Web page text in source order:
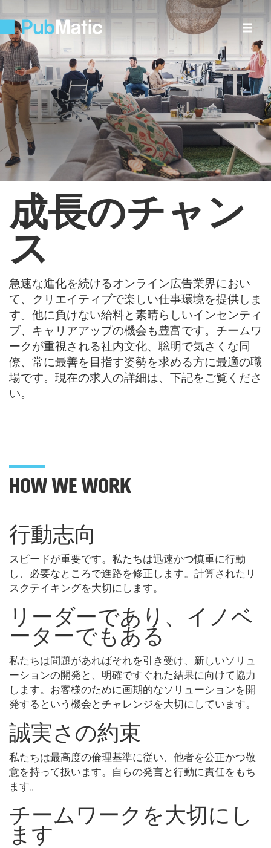
成長のチャン
ス
急速な進化を続けるオンライン広告業界におい
て、クリエイティブで楽しい仕事環境を提供しま
す。他に負けない給料と素晴らしいインセンティ
ブ、キャリアアップの機会も豊富です。チームワ
ークが重視される社内文化、聡明で気さくな同
僚、常に最善を目指す姿勢を求める方に最適の職
場です。現在の求人の詳細は、下記をご覧くださ
い。
HOW WE WORK
行動志向
スピードが重要です。私たちは迅速かつ慎重に行動
し、必要なところで進路を修正します。計算されたリ
スクテイキングを大切にします。
リーダーであり、イノベ
ーターでもある
私たちは問題があればそれを引き受け、新しいソリュ
ーションの開発と、明確ですぐれた結果に向けて協力
します。お客様のために画期的なソリューションを開
発するという機会とチャレンジを大切にしています。
誠実さの約束
私たちは最高度の倫理基準に従い、他者を公正かつ敬
意を持って扱います。自らの発言と行動に責任をもち
ます。
チームワークを大切にし
ます